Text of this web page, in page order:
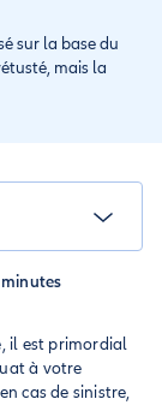
sur la base du
mais la
il est primordial
à votre
cas de sinistre,